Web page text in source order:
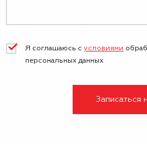
Я соглашаюсь с условиями
персональных данных
Записаться